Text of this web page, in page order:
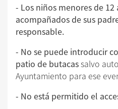
- Los niños menores de
acompañados de sus
responsable.
- No se puede introducir
patio de butacassalvo
Ayuntamiento para ese
- No está permitido el